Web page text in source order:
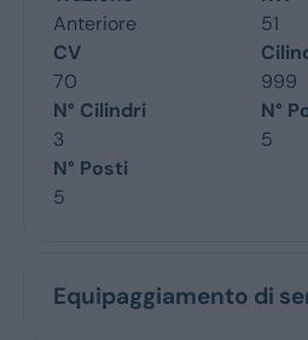
Anteriore
51
CV
70
999
N° Cilindri
3
N°
5
N° Posti
5
Equipaggiamento di